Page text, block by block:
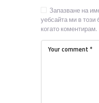
Запазване на
уебсайта ми в
когато коментирам.